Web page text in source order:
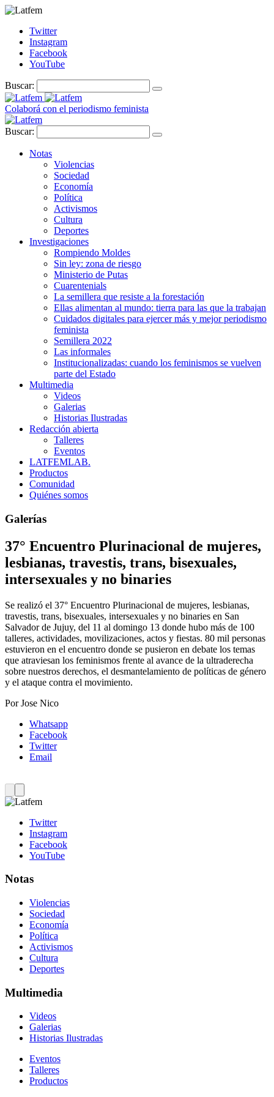
Twitter
Instagram
Facebook
YouTube
Buscar:
Colaborá con el periodismo feminista
Buscar:
Notas
Violencias
Sociedad
Economía
Política
Activismos
Cultura
Deportes
Investigaciones
Rompiendo Moldes
Sin ley: zona de riesgo
Ministerio de Putas
Cuarentenials
La semillera que resiste a la forestación
Ellas alimentan al mundo: tierra para las que la trabajan
Cuidados digitales para ejercer más y mejor periodismo
feminista
Semillera 2022
Las informales
Institucionalizadas: cuando los feminismos se vuelven
parte del Estado
Multimedia
Videos
Galerias
Historias Ilustradas
Redacción abierta
Talleres
Eventos
LATFEMLAB.
Productos
Comunidad
Quiénes somos
Galerías
37° Encuentro Plurinacional de mujeres,
lesbianas, travestis, trans, bisexuales,
intersexuales y no binaries
Se realizó el 37° Encuentro Plurinacional de mujeres, lesbianas,
travestis, trans, bisexuales, intersexuales y no binaries en San
Salvador de Jujuy, del 11 al domingo 13 donde hubo más de 100
talleres, actividades, movilizaciones, actos y fiestas. 80 mil personas
estuvieron en el encuentro donde se pusieron en debate los temas
que atraviesan los feminismos frente al avance de la ultraderecha
sobre nuestros derechos, el desmantelamiento de políticas de género
y el ataque contra el movimiento.
PorJose Nico
Whatsapp
Facebook
Twitter
Email
Twitter
Instagram
Facebook
YouTube
Notas
Violencias
Sociedad
Economía
Política
Activismos
Cultura
Deportes
Multimedia
Videos
Galerias
Historias Ilustradas
Eventos
Talleres
Productos